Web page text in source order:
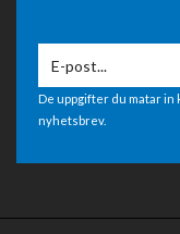
De uppgifter du matar in
nyhetsbrev.